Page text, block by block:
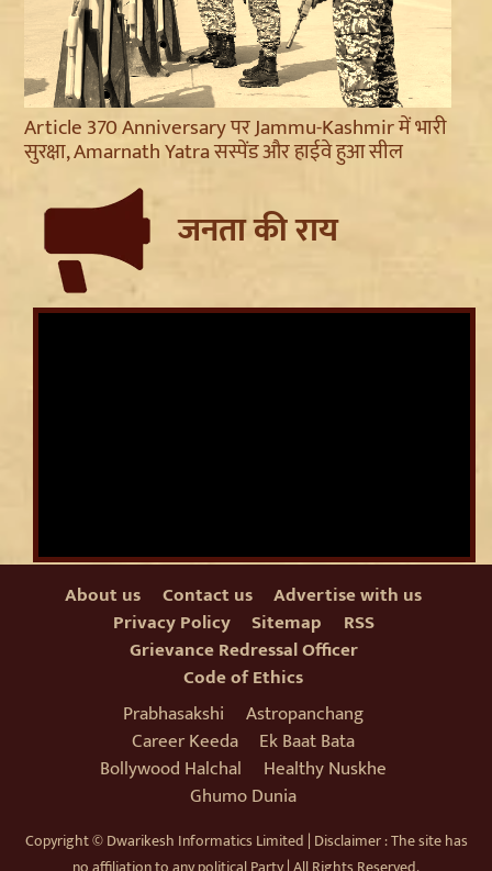
Article 370 Anniversary पर Jammu-Kashmir में भारी
सुरक्षा, Amarnath Yatra सस्पेंड और हाईवे हुआ सील
जनता की राय
About us Contact us
Advertise with us
Privacy Policy
Sitemap
RSS
Grievance Redressal Officer
Code of Ethics
Prabhasakshi
Astropanchang
Career Keeda
Ek Baat Bata
Bollywood Halchal
Healthy Nuskhe
Ghumo Dunia
Copyright © Dwarikesh Informatics Limited | Disclaimer : The site has